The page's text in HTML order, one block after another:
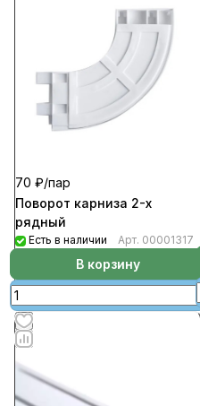
70 ₽/пар
Поворот карниза 2-х
рядный
Есть в наличии Арт. 00001317
В корзину